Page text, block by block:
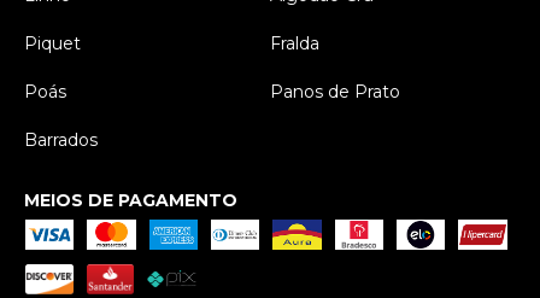
Piquet Fralda
Poás Panos de Prato
Barrados
MEIOS DE PAGAMENTO